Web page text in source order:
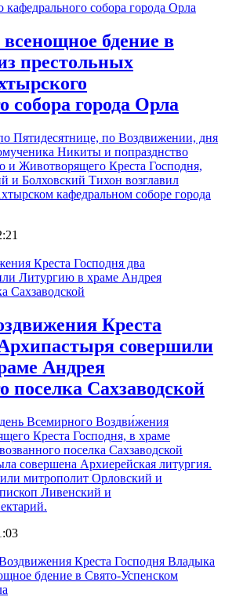
бдение в
престольных
собора города Орла
Пятидесятнице, по Воздвижении, дня
Никиты и попразднство
и Животворящего Креста Господня,
и Болховский Тихон возглавил
кафедральном соборе города
Креста
совершили
Андрея
поселка Сахзаводской
Всемирного Воздви́жения
Креста Господня, в храме
поселка Сахзаводской
совершена Архиерейская литургия.
митрополит Орловский и
Ливенский и